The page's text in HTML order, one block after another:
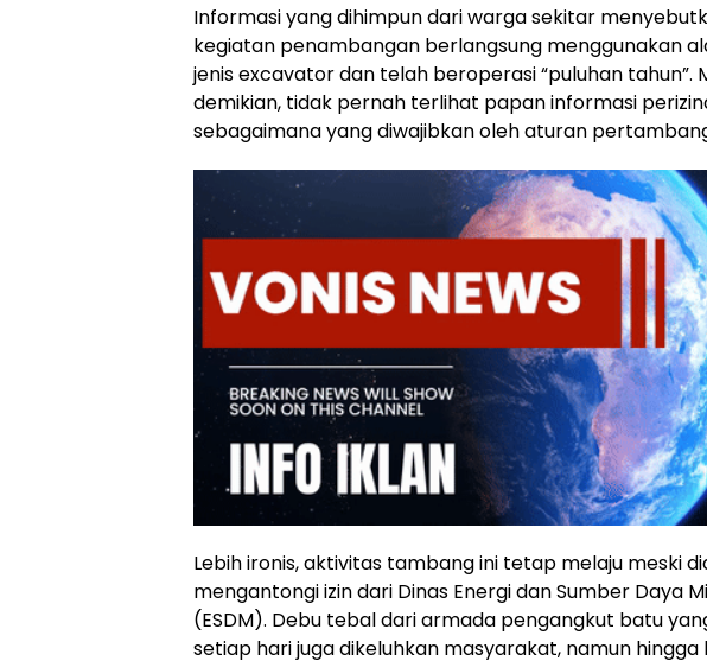
Informasi yang dihimpun dari warga sekitar
kegiatan penambangan berlangsung menggunakan
jenis excavator dan telah beroperasi “puluhan tahun”.
demikian, tidak pernah terlihat papan informasi
sebagaimana yang diwajibkan oleh aturan
Lebih ironis, aktivitas tambang ini tetap melaju meski
mengantongi izin dari Dinas Energi dan Sumber Daya
(ESDM). Debu tebal dari armada pengangkut batu
setiap hari juga dikeluhkan masyarakat, namun hingga